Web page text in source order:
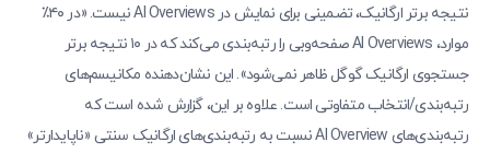
نتیجه برتر ارگانیک، تضمینی برای نمایش در AI Overviews نیست. «در ۴۰٪
موارد، AI Overviews صفحه‌وبی را رتبه‌بندی می‌کند که در ۱۰ نتیجه برتر
جستجوی ارگانیک گوگل ظاهر نمی‌شود». این نشان‌دهنده مکانیسم‌های
رتبه‌بندی/انتخاب متفاوتی است. علاوه بر این، گزارش شده است که
رتبه‌بندی‌های AI Overview نسبت به رتبه‌بندی‌های ارگانیک سنتی «ناپایدارتر»